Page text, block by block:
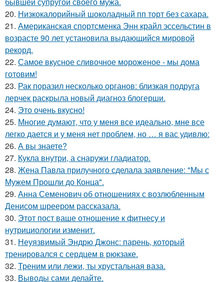
20. Низкокалорийный шоколадный пп торт без сахара.
21. Американская спортсменка Энн крайл эссельстин в
возрасте 90 лет установила выдающийся мировой
рекорд.
22. Самое вкусное сливочное мороженое - мы дома
готовим!
23. Рак поразил несколько органов: близкая подруга
лерчек раскрыла новый диагноз блогерши.
24. Это очень вкусно!
25. Многие думают, что у меня все идеально, мне все
легко дается и у меня нет проблем, но … я вас удивлю:
26. А вы знаете?
27. Кукла внутри, а снаружи гладиатор.
28. Жена Павла прилучного сделала заявление: "Мы с
Мужем Прошли до Конца".
29. Анна Семенович об отношениях с возлюбленным
Денисом шреером рассказала.
30. Этот пост ваше отношение к фитнесу и
нутрициологии изменит.
31. Неуязвимый Эндрю Джонс: парень, который
тренировался с сердцем в рюкзаке.
32. Треним или лежи, ты хрустальная ваза.
33. Выводы сами делайте.